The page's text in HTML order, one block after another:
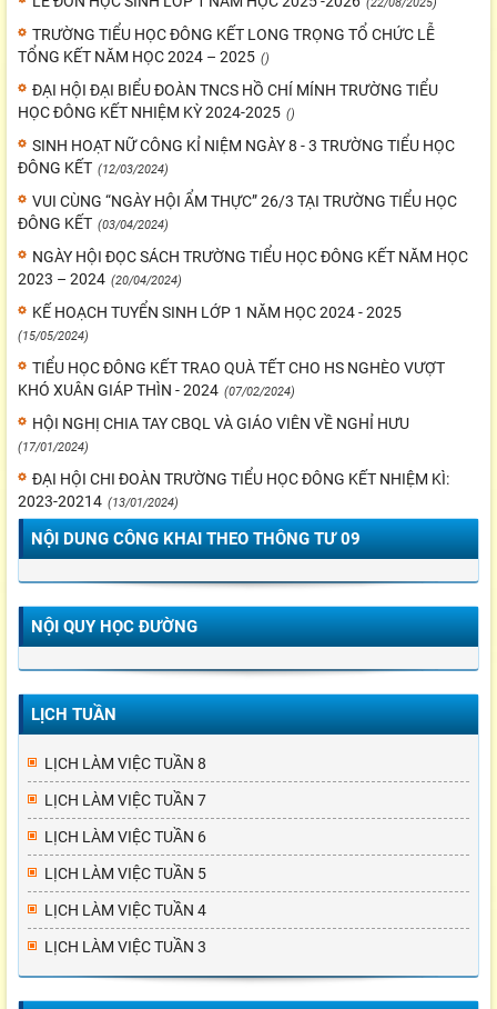
(22/08/2025)
TRƯỜNG TIỂU HỌC ĐÔNG KẾT LONG TRỌNG TỔ CHỨC LỄ
TỔNG KẾT NĂM HỌC 2024 – 2025 ()
ĐẠI HỘI ĐẠI BIỂU ĐOÀN TNCS HỒ CHÍ MÍNH TRƯỜNG TIỂU
HỌC ĐÔNG KẾT NHIỆM KỲ 2024-2025 ()
SINH HOẠT NỮ CÔNG KỈ NIỆM NGÀY 8 - 3 TRƯỜNG TIỂU HỌC
ĐÔNG KẾT (12/03/2024)
VUI CÙNG “NGÀY HỘI ẨM THỰC” 26/3 TẠI TRƯỜNG TIỂU HỌC
ĐÔNG KẾT (03/04/2024)
NGÀY HỘI ĐỌC SÁCH TRƯỜNG TIỂU HỌC ĐÔNG KẾT NĂM HỌC
2023 – 2024 (20/04/2024)
KẾ HOẠCH TUYỂN SINH LỚP 1 NĂM HỌC 2024 - 2025
(15/05/2024)
TIỂU HỌC ĐÔNG KẾT TRAO QUÀ TẾT CHO HS NGHÈO VƯỢT
KHÓ XUÂN GIÁP THÌN - 2024 (07/02/2024)
HỘI NGHỊ CHIA TAY CBQL VÀ GIÁO VIÊN VỀ NGHỈ HƯU
(17/01/2024)
ĐẠI HỘI CHI ĐOÀN TRƯỜNG TIỂU HỌC ĐÔNG KẾT NHIỆM KÌ:
2023-20214 (13/01/2024)
NỘI DUNG CÔNG KHAI THEO THÔNG TƯ 09
NỘI QUY HỌC ĐƯỜNG
LỊCH TUẦN
LỊCH LÀM VIỆC TUẦN 8
LỊCH LÀM VIỆC TUẦN 7
LỊCH LÀM VIỆC TUẦN 6
LỊCH LÀM VIỆC TUẦN 5
LỊCH LÀM VIỆC TUẦN 4
LỊCH LÀM VIỆC TUẦN 3